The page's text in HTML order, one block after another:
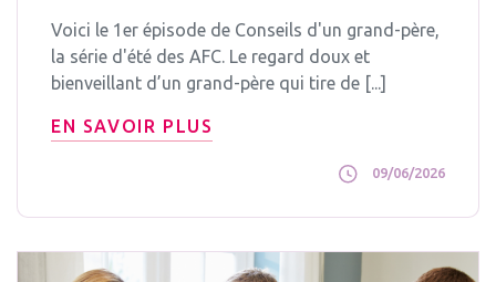
Voici le 1er épisode de Conseils d'un grand-père,
la série d'été des AFC. Le regard doux et
bienveillant d’un grand-père qui tire de [...]
EN SAVOIR PLUS
09/06/2026